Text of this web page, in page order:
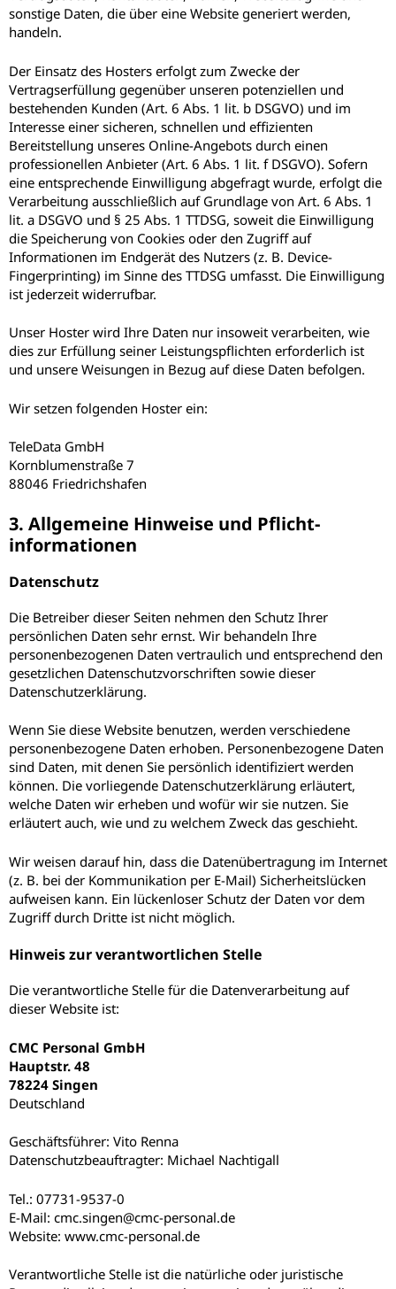
sonstige Daten, die über eine Website generiert werden,
handeln.
Der Einsatz des Hosters erfolgt zum Zwecke der
Vertragserfüllung gegenüber unseren potenziellen und
bestehenden Kunden (Art. 6 Abs. 1 lit. b DSGVO) und im
Interesse einer sicheren, schnellen und effizienten
Bereitstellung unseres Online-Angebots durch einen
professionellen Anbieter (Art. 6 Abs. 1 lit. f DSGVO). Sofern
eine entsprechende Einwilligung abgefragt wurde, erfolgt die
Verarbeitung ausschließlich auf Grundlage von Art. 6 Abs. 1
lit. a DSGVO und § 25 Abs. 1 TTDSG, soweit die Einwilligung
die Speicherung von Cookies oder den Zugriff auf
Informationen im Endgerät des Nutzers (z. B. Device-
Fingerprinting) im Sinne des TTDSG umfasst. Die Einwilligung
ist jederzeit widerrufbar.
Unser Hoster wird Ihre Daten nur insoweit verarbeiten, wie
dies zur Erfüllung seiner Leistungspflichten erforderlich ist
und unsere Weisungen in Bezug auf diese Daten befolgen.
Wir setzen folgenden Hoster ein:
TeleData GmbH
Kornblumenstraße 7
88046 Friedrichshafen
3. Allgemeine Hinweise und Pflicht­
informationen
Datenschutz
Die Betreiber dieser Seiten nehmen den Schutz Ihrer
persönlichen Daten sehr ernst. Wir behandeln Ihre
personenbezogenen Daten vertraulich und entsprechend den
gesetzlichen Datenschutzvorschriften sowie dieser
Datenschutzerklärung.
Wenn Sie diese Website benutzen, werden verschiedene
personenbezogene Daten erhoben. Personenbezogene Daten
sind Daten, mit denen Sie persönlich identifiziert werden
können. Die vorliegende Datenschutzerklärung erläutert,
welche Daten wir erheben und wofür wir sie nutzen. Sie
erläutert auch, wie und zu welchem Zweck das geschieht.
Wir weisen darauf hin, dass die Datenübertragung im Internet
(z. B. bei der Kommunikation per E-Mail) Sicherheitslücken
aufweisen kann. Ein lückenloser Schutz der Daten vor dem
Zugriff durch Dritte ist nicht möglich.
Hinweis zur verantwortlichen Stelle
Die verantwortliche Stelle für die Datenverarbeitung auf
dieser Website ist:
CMC Personal GmbH
Hauptstr. 48
78224 Singen
Deutschland
Geschäftsführer: Vito Renna
Datenschutzbeauftragter: Michael Nachtigall
Tel.: 07731-9537-0
E-Mail: cmc.singen@cmc-personal.de
Website: www.cmc-personal.de
Verantwortliche Stelle ist die natürliche oder juristische